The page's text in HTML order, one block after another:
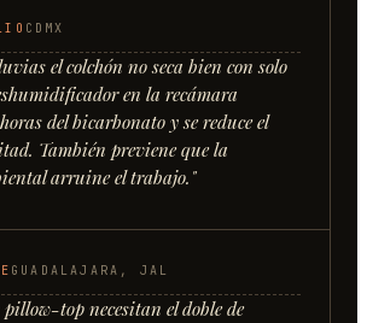
CDMX
el colchón no seca bien con solo
en la recámara
del bicarbonato y se reduce el
También previene que la
arruine el trabajo. "
GUADALAJARA, JAL
pillow-top necesitan el doble de